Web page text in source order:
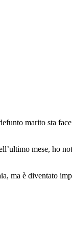
marito sta
mese, ho
ma è diventato